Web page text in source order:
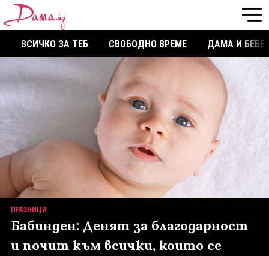
ВСИЧКО ЗА ТЕБ СВОБОДНО ВРЕМЕ ДАМА И БЕБЕ
ПРАЗНИЦИ
Бабинден: Денят за благодарност
и почит към всички, които се